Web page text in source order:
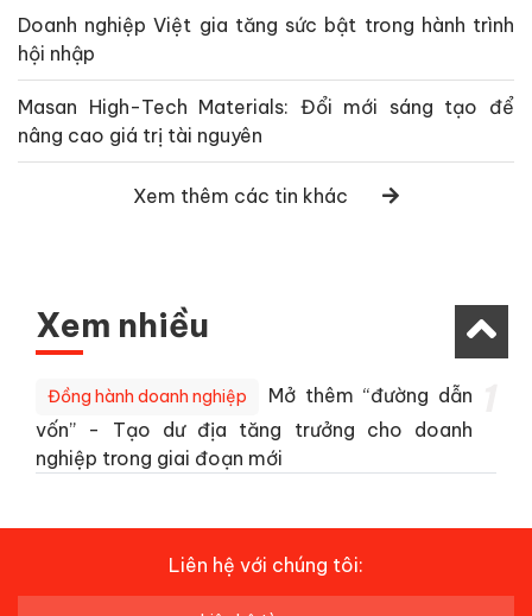
Doanh nghiệp Việt gia tăng sức bật trong hành trình
hội nhập
Masan High-Tech Materials: Đổi mới sáng tạo để
nâng cao giá trị tài nguyên
Xem thêm các tin khác
Xem nhiều
Đồng hành doanh nghiệp
Mở thêm “đường dẫn
vốn” - Tạo dư địa tăng trưởng cho doanh
nghiệp trong giai đoạn mới
Liên hệ với chúng tôi: